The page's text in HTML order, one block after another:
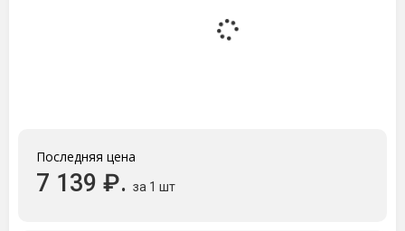
Последняя цена
7 139 ₽. за 1 шт